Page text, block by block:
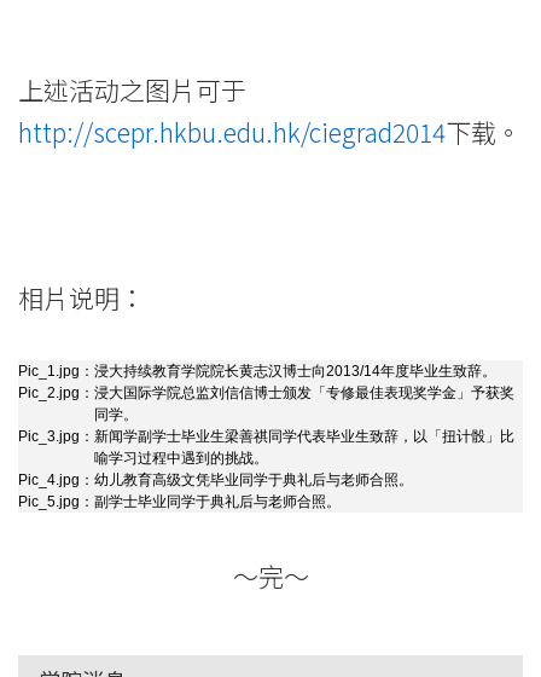
消
息
际
院
香
会
上述活动之图片可于
http://scepr.hkbu.edu.hk/ciegrad2014下载。
相片说明：
Pic_1.jpg： 浸大持续教育学院院长黄志汉博士向2013/14年度毕业生致辞。
Pic_2.jpg： 浸大国际学院总监刘信信博士颁发「专修最佳表现奖学金」予获奖
同学。
Pic_3.jpg： 新闻学副学士毕业生梁善祺同学代表毕业生致辞，以「扭计骰」比
喻学习过程中遇到的挑战。
Pic_4.jpg： 幼儿教育高级文凭毕业同学于典礼后与老师合照。
Pic_5.jpg： 副学士毕业同学于典礼后与老师合照。
～完～